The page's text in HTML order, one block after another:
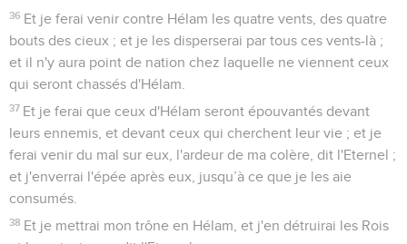
36 Et je ferai venir contre Hélam les quatre vents, des quatre
bouts des cieux ; et je les disperserai par tous ces vents-là ;
et il n'y aura point de nation chez laquelle ne viennent ceux
qui seront chassés d'Hélam.
37 Et je ferai que ceux d'Hélam seront épouvantés devant
leurs ennemis, et devant ceux qui cherchent leur vie ; et je
ferai venir du mal sur eux, l'ardeur de ma colère, dit l'Eternel ;
et j'enverrai l'épée après eux, jusqu’à ce que je les aie
consumés.
38 Et je mettrai mon trône en Hélam, et j'en détruirai les Rois